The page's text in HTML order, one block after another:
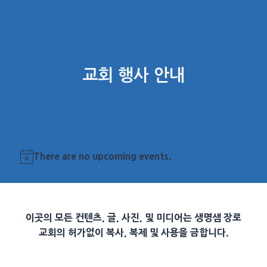
교회 행사 안내
Notice
There are no upcoming events.
이곳의 모든 컨텐츠, 글, 사진, 및 미디어는 생명샘 장로
교회의 허가없이 복사, 복제 및 사용을 금합니다.